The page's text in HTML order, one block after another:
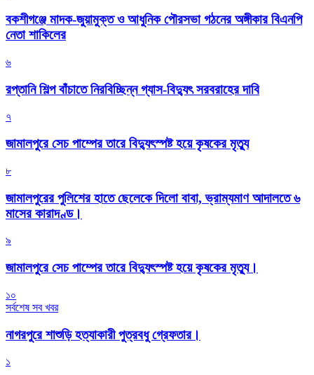
বকশীগঞ্জে মাদক-জুয়ামুক্ত ও আধুনিক পৌরসভা গঠনের অঙ্গীকার বিএনপি
নেতা শাকিলের
৬
রপ্তানি শিল্প বাঁচাতে নিরবিচ্ছিন্ন গ্যাস-বিদ্যুৎ সরবরাহের দাবি
৭
জামালপুরে সেচ পাম্পের তারে বিদ্যুৎস্পষ্ট হয়ে কৃষকের মৃত্যু
৮
জামালপুরের পুলিশের হাতে ছেলেকে দিলো বাবা, ভ্রাম্যমাণ আদালতে ৬
মাসের কারাদণ্ড।
৯
জামালপুরে সেচ পাম্পের তারে বিদ্যুৎস্পষ্ট হয়ে কৃষকের মৃত্যু।
১০
সর্বশেষ সব খবর
নাগরপুরে শাশুড়ি হত্যাকারী পুত্রবধু গ্রেফতার।
১